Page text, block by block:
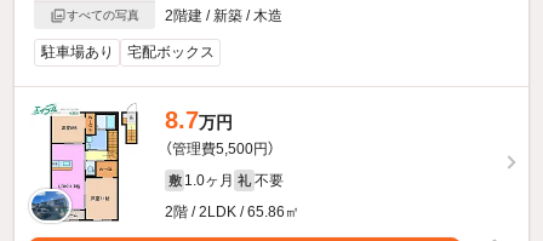
すべての写真
2階建 / 新築 / 木造
駐車場あり 宅配ボックス
8.7万円
（管理費5,500円）
敷 1.0ヶ月 礼 不要
2階 / 2LDK / 65.86㎡